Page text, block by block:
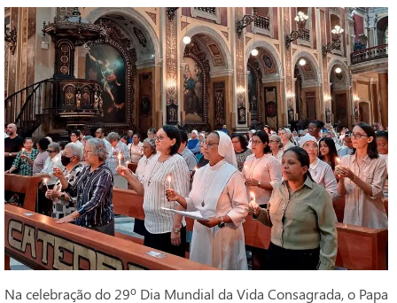
Na celebração do 29º Dia Mundial da Vida Consagrada, o Papa